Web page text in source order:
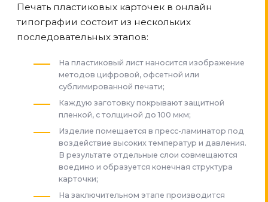
Печать пластиковых карточек в онлайн
типографии состоит из нескольких
последовательных этапов:
На пластиковый лист наносится изображение
методов цифровой, офсетной или
сублимированной печати;
Каждую заготовку покрывают защитной
пленкой, с толщиной до 100 мкм;
Изделие помещается в пресс-ламинатор под
воздействие высоких температур и давления.
В результате отдельные слои совмещаются
воедино и образуется конечная структура
карточки;
На заключительном этапе производится